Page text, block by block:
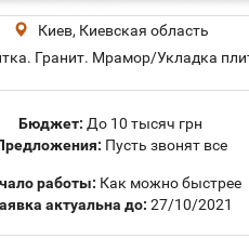
Киев, Киевская область
Гранит. Мрамор/Укладка
Бюджет: До 10 тысяч грн
Пусть звонят все
работы: Как можно быстрее
актуальна до: 27/10/2021